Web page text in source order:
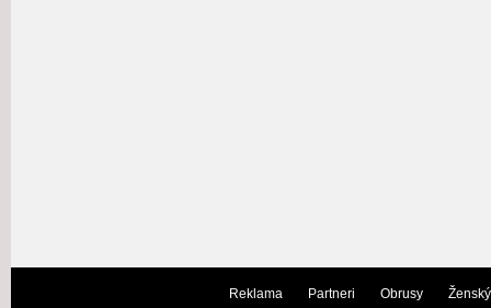
Reklama Partneri Obrusy